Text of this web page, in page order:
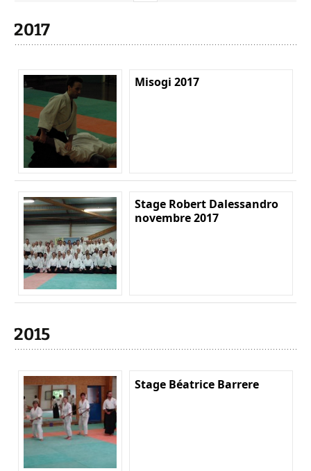
2017
Misogi 2017
Stage Robert Dalessandro
novembre 2017
2015
Stage Béatrice Barrere